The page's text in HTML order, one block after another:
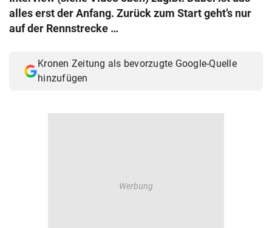
alles erst der Anfang. Zurück zum Start geht’s nur
auf der Rennstrecke …
Kronen Zeitung als bevorzugte Google-Quelle
hinzufügen